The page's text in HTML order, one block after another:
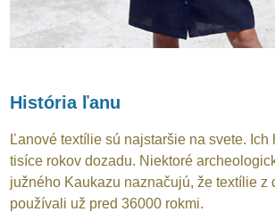
História ľanu
Ľanové textílie sú najstaršie na svete. Ich
tisíce rokov dozadu. Niektoré
južného Kaukazu naznačujú, že textílie z
používali už pred 36000 rokmi.